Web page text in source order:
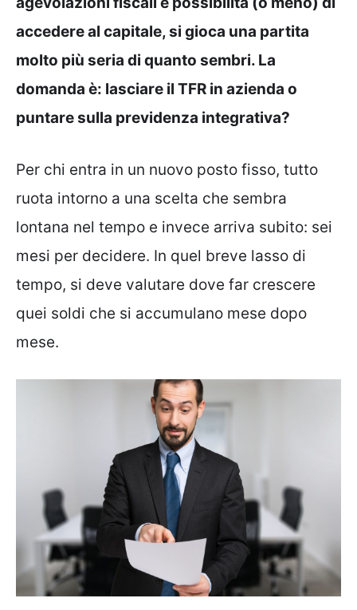
accedere al capitale, si gioca una partita
molto più seria di quanto sembri. La
domanda è: lasciare il TFR in azienda o
puntare sulla previdenza integrativa?
Per chi entra in un nuovo posto fisso, tutto
ruota intorno a una scelta che sembra
lontana nel tempo e invece arriva subito: sei
mesi per decidere. In quel breve lasso di
tempo, si deve valutare dove far crescere
quei soldi che si accumulano mese dopo
mese.